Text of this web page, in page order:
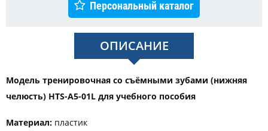
Персональный каталог
ОПИСАНИЕ
Модель тренировочная со съёмными зубами (нижняя
челюсть) HTS-A5-01L для учебного пособия
Материал: пластик